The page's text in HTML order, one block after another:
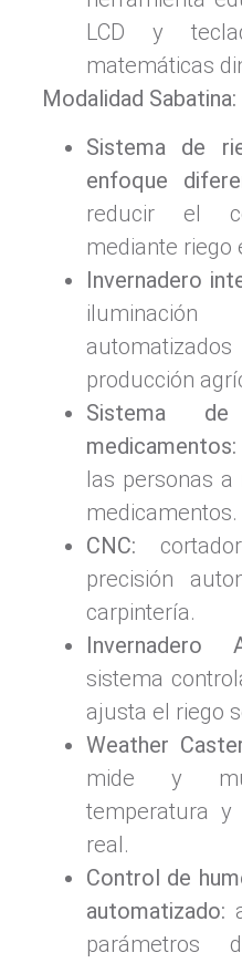
LCD y
matemáticas
Modalidad Sabatina:
Sistema de
enfoque
reducir el
mediante riego
Invernadero
producción
Sistema
medicamentos:
las personas
medicamentos.
CNC:
precisión
carpintería.
Invernadero
sistema
ajusta el riego
Weather
mide y
temperatura y
real.
Control de
automatizado:
parámetros